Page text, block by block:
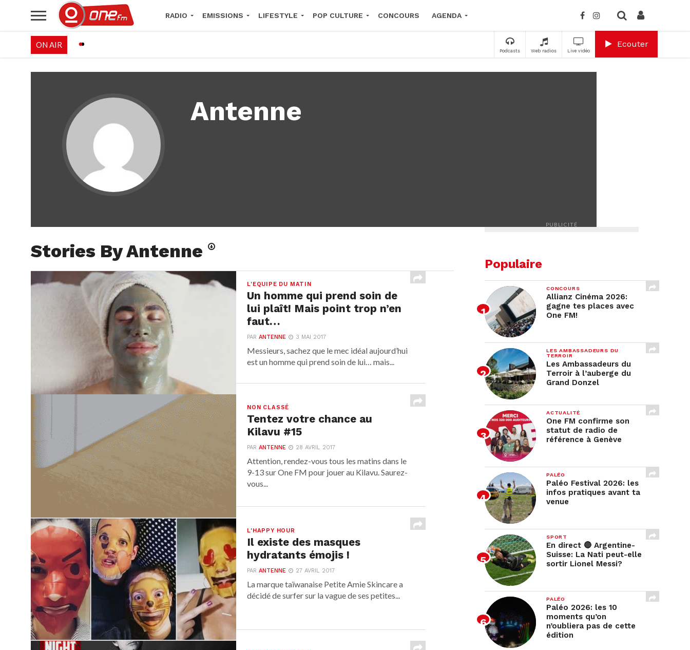
RADIO EMISSIONS LIFESTYLE POP CULTURE CONCOURS AGENDA
Podcasts Web radios Live vidéo
Ecouter
ON AIR
Antenne
Stories By Antenne
L'EQUIPE DU MATIN
Un homme qui prend soin de
lui plaît! Mais point trop n’en
faut…
PARANTENNE 3 MAI 2017
Messieurs, sachez que le mec idéal aujourd’hui
est un homme qui prend soin de lui… mais...
NON CLASSÉ
Tentez votre chance au
Kilavu #15
PARANTENNE 28 AVRIL 2017
Attention, rendez-vous tous les matins dans le
9-13 sur One FM pour jouer au Kilavu. Saurez-
vous...
L'HAPPY HOUR
Il existe des masques
hydratants émojis !
PARANTENNE 27 AVRIL 2017
La marque taïwanaise Petite Amie Skincare a
décidé de surfer sur la vague de ses petites...
PUBLICITÉ
Populaire
CONCOURS
Allianz Cinéma 2026:
gagne tes places avec
One FM!
LES AMBASSADEURS DU
TERROIR
Les Ambassadeurs du
Terroir à l’auberge du
Grand Donzel
ACTUALITÉ
One FM confirme son
statut de radio de
référence à Genève
PALÉO
Paléo Festival 2026: les
infos pratiques avant ta
venue
SPORT
En direct 🔴 Argentine-
Suisse: La Nati peut-elle
sortir Lionel Messi?
PALÉO
Paléo 2026: les 10
moments qu’on
n’oubliera pas de cette
édition